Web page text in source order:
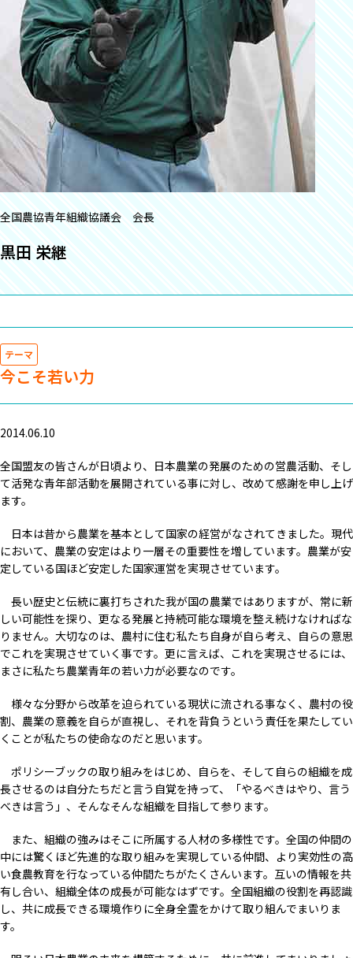
全国農協青年組織協議会 会長
黒田 栄継
テーマ
今こそ若い力
2014.06.10
全国盟友の皆さんが日頃より、日本農業の発展のための営農活動、そし
て活発な青年部活動を展開されている事に対し、改めて感謝を申し上げ
ます。
日本は昔から農業を基本として国家の経営がなされてきました。現代
において、農業の安定はより一層その重要性を増しています。農業が安
定している国ほど安定した国家運営を実現させています。
長い歴史と伝統に裏打ちされた我が国の農業ではありますが、常に新
しい可能性を探り、更なる発展と持続可能な環境を整え続けなければな
りません。大切なのは、農村に住む私たち自身が自ら考え、自らの意思
でこれを実現させていく事です。更に言えば、これを実現させるには、
まさに私たち農業青年の若い力が必要なのです。
様々な分野から改革を迫られている現状に流される事なく、農村の役
割、農業の意義を自らが直視し、それを背負うという責任を果たしてい
くことが私たちの使命なのだと思います。
ポリシーブックの取り組みをはじめ、自らを、そして自らの組織を成
長させるのは自分たちだと言う自覚を持って、「やるべきはやり、言う
べきは言う」、そんなそんな組織を目指して参ります。
また、組織の強みはそこに所属する人材の多様性です。全国の仲間の
中には驚くほど先進的な取り組みを実現している仲間、より実効性の高
い食農教育を行なっている仲間たちがたくさんいます。互いの情報を共
有し合い、組織全体の成長が可能なはずです。全国組織の役割を再認識
し、共に成長できる環境作りに全身全霊をかけて取り組んでまいりま
す。